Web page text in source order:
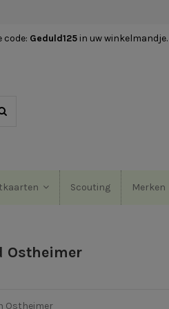
code: Geduld125 in uw winkelmandje.
Scouting Merken
Ostheimer
Ostheimer